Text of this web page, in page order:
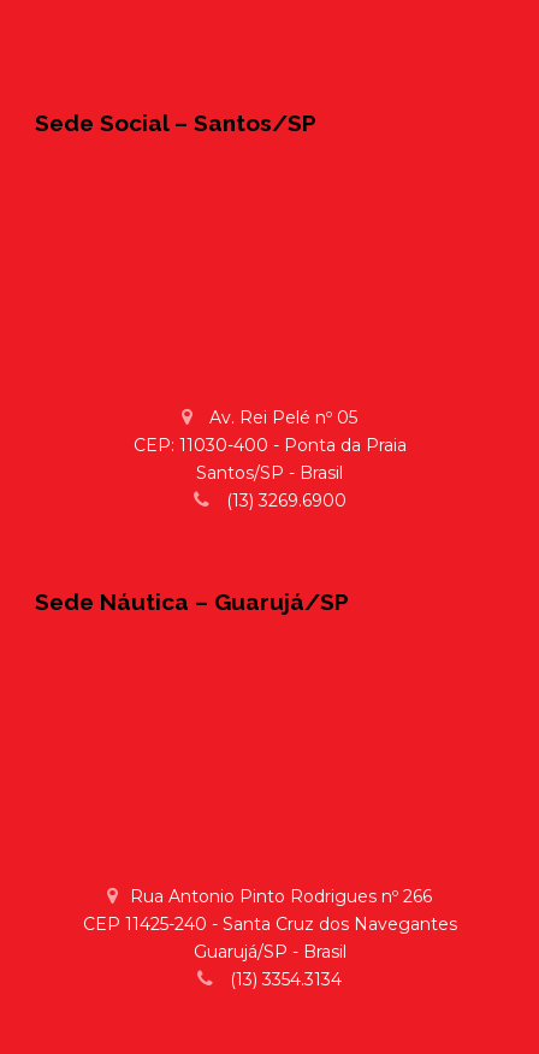
Sede Social – Santos/SP
Av. Rei Pelé nº 05
CEP: 11030-400 - Ponta da Praia
Santos/SP - Brasil
(13) 3269.6900
Sede Náutica – Guarujá/SP
Rua Antonio Pinto Rodrigues nº 266
CEP 11425-240 - Santa Cruz dos Navegantes
Guarujá/SP - Brasil
(13) 3354.3134